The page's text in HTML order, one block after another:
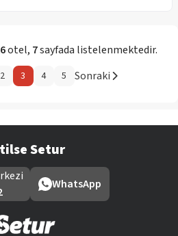
otel, 7sayfada listelenmektedir.
2 3 4 5 Sonraki
Setur
WhatsApp